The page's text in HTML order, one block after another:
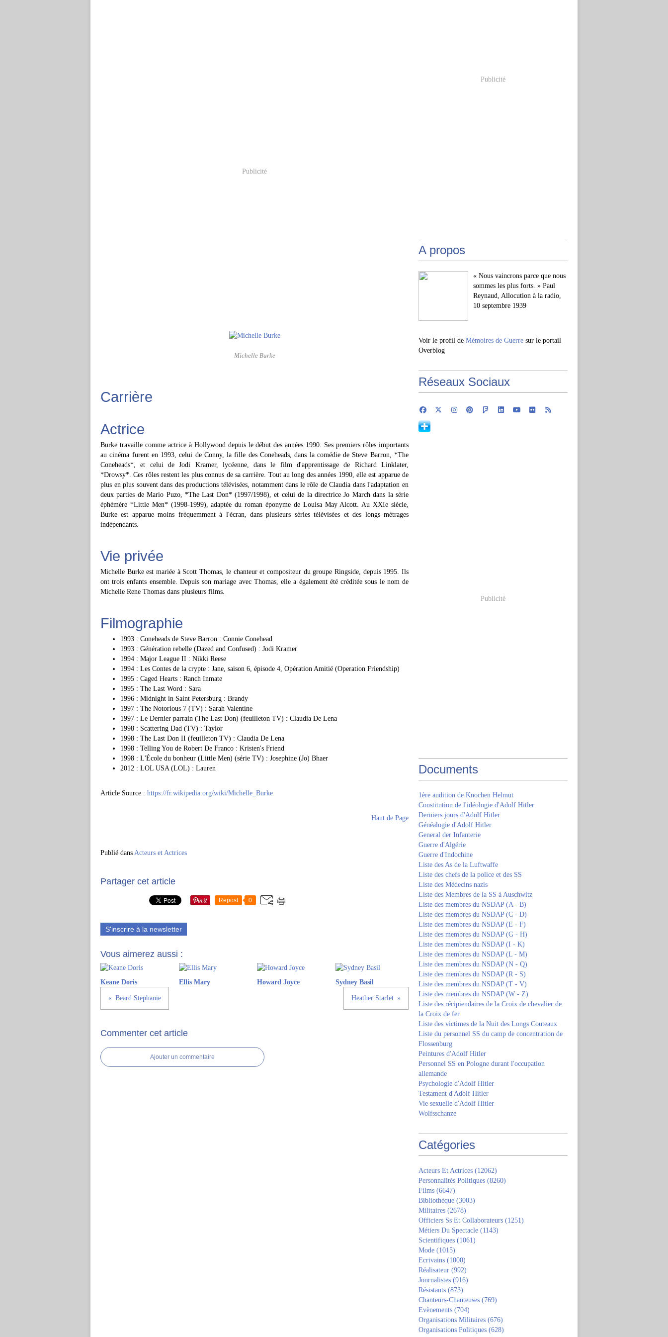
Publicité
Michelle Burke
Carrière
Actrice
Burke travaille comme actrice à Hollywood depuis le début des années 1990. Ses premiers rôles importants
au cinéma furent en 1993, celui de Conny, la fille des Coneheads, dans la comédie de Steve Barron, *The
Coneheads*, et celui de Jodi Kramer, lycéenne, dans le film d'apprentissage de Richard Linklater,
*Drowsy*. Ces rôles restent les plus connus de sa carrière. Tout au long des années 1990, elle est apparue de
plus en plus souvent dans des productions télévisées, notamment dans le rôle de Claudia dans l'adaptation en
deux parties de Mario Puzo, *The Last Don* (1997/1998), et celui de la directrice Jo March dans la série
éphémère *Little Men* (1998-1999), adaptée du roman éponyme de Louisa May Alcott. Au XXIe siècle,
Burke est apparue moins fréquemment à l'écran, dans plusieurs séries télévisées et des longs métrages
indépendants.
Vie privée
Michelle Burke est mariée à Scott Thomas, le chanteur et compositeur du groupe Ringside, depuis 1995. Ils
ont trois enfants ensemble. Depuis son mariage avec Thomas, elle a également été créditée sous le nom de
Michelle Rene Thomas dans plusieurs films.
Filmographie
1993 : Coneheads de Steve Barron : Connie Conehead
1993 : Génération rebelle (Dazed and Confused) : Jodi Kramer
1994 : Major League II : Nikki Reese
1994 : Les Contes de la crypte : Jane, saison 6, épisode 4, Opération Amitié (Operation Friendship)
1995 : Caged Hearts : Ranch Inmate
1995 : The Last Word : Sara
1996 : Midnight in Saint Petersburg : Brandy
1997 : The Notorious 7 (TV) : Sarah Valentine
1997 : Le Dernier parrain (The Last Don) (feuilleton TV) : Claudia De Lena
1998 : Scattering Dad (TV) : Taylor
1998 : The Last Don II (feuilleton TV) : Claudia De Lena
1998 : Telling You de Robert De Franco : Kristen's Friend
1998 : L'École du bonheur (Little Men) (série TV) : Josephine (Jo) Bhaer
2012 : LOL USA (LOL) : Lauren
Article Source : https://fr.wikipedia.org/wiki/Michelle_Burke
Haut de Page
Publié dans Acteurs et Actrices
Partager cet article
Repost 0
S'inscrire à la newsletter
Vous aimerez aussi :
Keane Doris Ellis Mary Howard Joyce Sydney Basil
Beard Stephanie Heather Starlet
Commenter cet article
Ajouter un commentaire
Publicité
A propos
« Nous vaincrons parce que nous
sommes les plus forts. » Paul
Reynaud, Allocution à la radio,
10 septembre 1939
Voir le profil de Mémoires de Guerre sur le portail
Overblog
Réseaux Sociaux
Publicité
Documents
1ère audition de Knochen Helmut
Constitution de l'idéologie d'Adolf Hitler
Derniers jours d'Adolf Hitler
Généalogie d'Adolf Hitler
General der Infanterie
Guerre d'Algérie
Guerre d'Indochine
Liste des As de la Luftwaffe
Liste des chefs de la police et des SS
Liste des Médecins nazis
Liste des Membres de la SS à Auschwitz
Liste des membres du NSDAP (A - B)
Liste des membres du NSDAP (C - D)
Liste des membres du NSDAP (E - F)
Liste des membres du NSDAP (G - H)
Liste des membres du NSDAP (I - K)
Liste des membres du NSDAP (L - M)
Liste des membres du NSDAP (N - Q)
Liste des membres du NSDAP (R - S)
Liste des membres du NSDAP (T - V)
Liste des membres du NSDAP (W - Z)
Liste des récipiendaires de la Croix de chevalier de
la Croix de fer
Liste des victimes de la Nuit des Longs Couteaux
Liste du personnel SS du camp de concentration de
Flossenburg
Peintures d'Adolf Hitler
Personnel SS en Pologne durant l'occupation
allemande
Psychologie d'Adolf Hitler
Testament d'Adolf Hitler
Vie sexuelle d'Adolf Hitler
Wolfsschanze
Catégories
Acteurs Et Actrices (12062)
Personnalités Politiques (8260)
Films (6647)
Bibliothèque (3003)
Militaires (2678)
Officiers Ss Et Collaborateurs (1251)
Métiers Du Spectacle (1143)
Scientifiques (1061)
Mode (1015)
Ecrivains (1000)
Réalisateur (992)
Journalistes (916)
Résistants (873)
Chanteurs-Chanteuses (769)
Evènements (704)
Organisations Militaires (676)
Organisations Politiques (628)